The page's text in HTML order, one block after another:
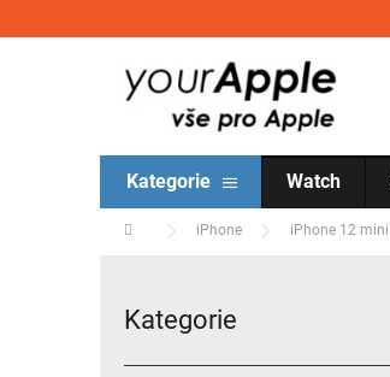
Kategorie Watch
Domů iPhone iPhone 12 mini
Přeskočit kategorie
Kategorie